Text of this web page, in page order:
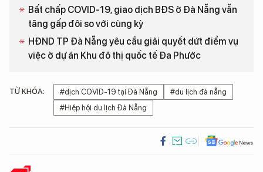
Bất chấp COVID-19, giao dịch BĐS ở Đà Nẵng vẫn
tăng gấp đôi so với cùng kỳ
HĐND TP Đà Nẵng yêu cầu giải quyết dứt điểm vụ
việc ở dự án Khu đô thị quốc tế Đa Phước
TỪ KHÓA: #dịch COVID-19 tại Đà Nẵng
#du lịch đà nẵng
#Hiệp hội du lịch Đà Nẵng